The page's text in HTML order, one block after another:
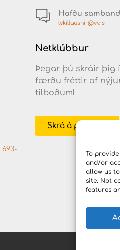
To
and/or
allow us
site. Not
features
693-
Hafðu samband
lykillausnir@vv.is
Netklúbbur
Þegar þú skráir þig
færðu fréttir af
tilboðum!
Skrá á póstlista